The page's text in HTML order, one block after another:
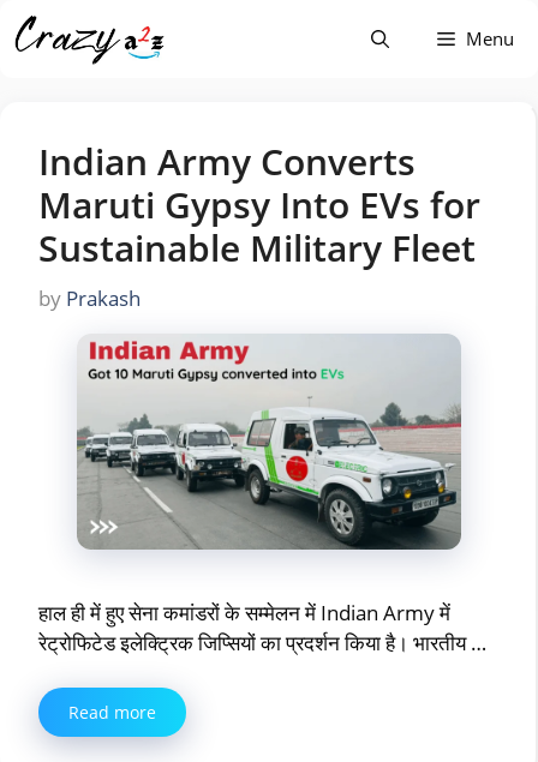
Skip
to
Menu
Indian Army Converts
Maruti Gypsy Into EVs for
Sustainable Military Fleet
by Prakash
हाल ही में हुए सेना कमांडरों के सम्मेलन में Indian Army में
रेट्रोफिटेड इलेक्ट्रिक जिप्सियों का प्रदर्शन किया है। भारतीय …
Read more